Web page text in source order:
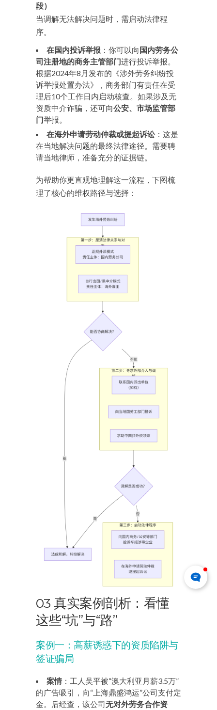
段）
当调解无法解决问题时，需启动法律程
序。
在国内投诉举报 ：你可以向国内劳务公
司注册地的商务主管部门进行投诉举报。
根据2024年8月发布的《涉外劳务纠纷投
诉举报处置办法》，商务部门有责任在受
理后10个工作日内启动核查。如果涉及无
资质中介诈骗，还可向公安、市场监管部
门举报。
在海外申请劳动仲裁或提起诉讼 ：这是
在当地解决问题的最终法律途径。需要聘
请当地律师，准备充分的证据链。
为帮助你更直观地理解这一流程，下图梳
理了核心的维权路径与选择：
03 真实案例剖析：看懂
这些“坑”与“路”
案例一：高薪诱惑下的资质陷阱与
签证骗局
案情：工人吴平被“澳大利亚月薪3.5万”
的广告吸引，向“上海鼎盛鸿运”公司支付定
金。后经查，该公司无对外劳务合作资